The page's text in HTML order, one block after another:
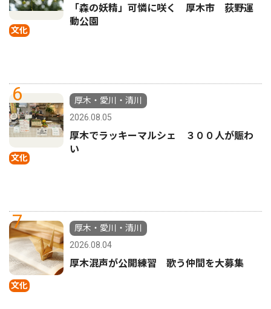
文化
「森の妖精」可憐に咲く 厚木市 荻野運
動公園
6
文化
厚木・愛川・清川
2026.08.05
厚木でラッキーマルシェ ３００人が賑わ
い
7
文化
厚木・愛川・清川
2026.08.04
厚木混声が公開練習 歌う仲間を大募集